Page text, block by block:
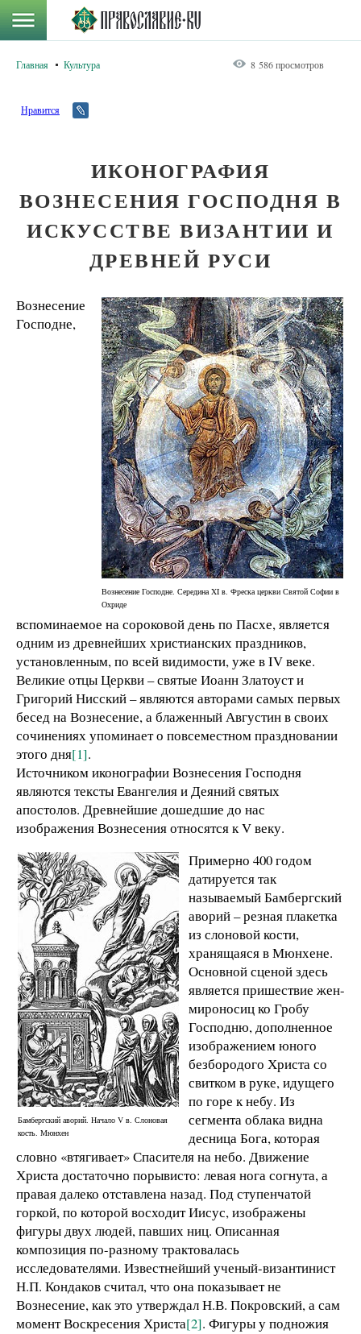
Главная Культура 8 586 просмотров
Нравится
ИКОНОГРАФИЯ
ВОЗНЕСЕНИЯ ГОСПОДНЯ В
ИСКУССТВЕ ВИЗАНТИИ И
ДРЕВНЕЙ РУСИ
Вознесение Господне. Середина XI в. Фреска церкви Святой Софии в
Охриде
Вознесение
Господне,
вспоминаемое на сороковой день по Пасхе, является
одним из древнейших христианских праздников,
установленным, по всей видимости, уже в IV веке.
Великие отцы Церкви – святые Иоанн Златоуст и
Григорий Нисский – являются авторами самых первых
бесед на Вознесение, а блаженный Августин в своих
сочинениях упоминает о повсеместном праздновании
этого дня[1].
Источником иконографии Вознесения Господня
являются тексты Евангелия и Деяний святых
апостолов. Древнейшие дошедшие до нас
изображения Вознесения относятся к V веку.
Бамбергский аворий. Начало V в. Слоновая
кость. Мюнхен
Примерно 400 годом
датируется так
называемый Бамбергский
аворий – резная плакетка
из слоновой кости,
хранящаяся в Мюнхене.
Основной сценой здесь
является пришествие жен-
мироносиц ко Гробу
Господню, дополненное
изображением юного
безбородого Христа со
свитком в руке, идущего
по горе к небу. Из
сегмента облака видна
десница Бога, которая
словно «втягивает» Спасителя на небо. Движение
Христа достаточно порывисто: левая нога согнута, а
правая далеко отставлена назад. Под ступенчатой
горкой, по которой восходит Иисус, изображены
фигуры двух людей, павших ниц. Описанная
композиция по-разному трактовалась
исследователями. Известнейший ученый-византинист
Н.П. Кондаков считал, что она показывает не
Вознесение, как это утверждал Н.В. Покровский, а сам
момент Воскресения Христа[2]. Фигуры у подножия